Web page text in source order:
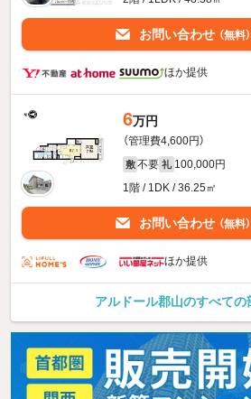
お問い合わせ （無料）
ほか提供
6万円
（管理費4,600円）
敷 不要 礼 100,000円
1階 / 1DK / 36.25㎡
お問い合わせ （無料）
ほか提供
アルドール郡山のすべての